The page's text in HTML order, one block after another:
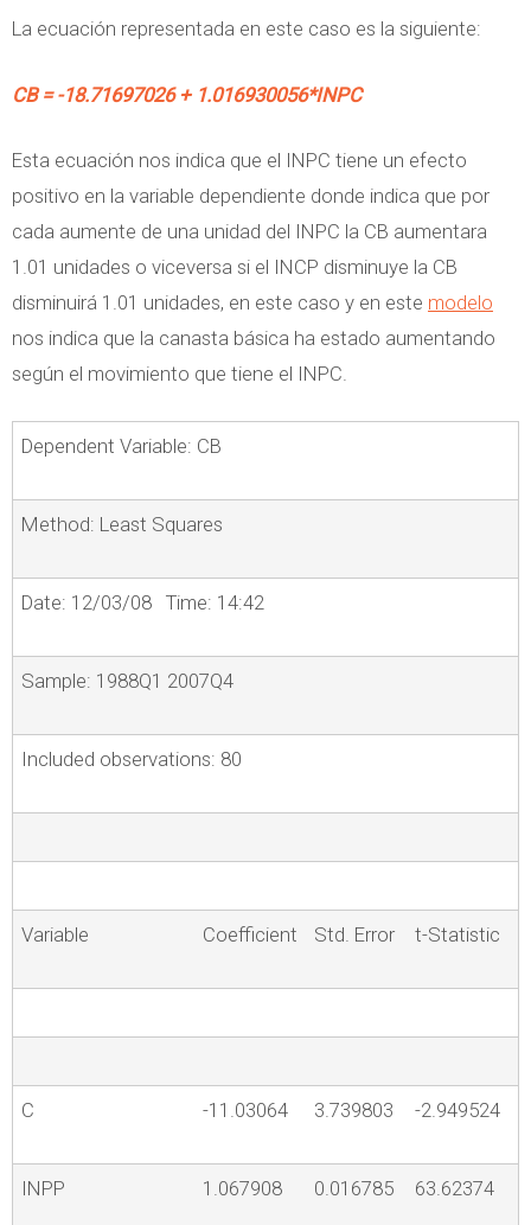
La ecuación representada en este caso es la siguiente:
CB = -18.71697026 + 1.016930056*INPC
Esta ecuación nos indica que el INPC tiene un efecto
positivo en la variable dependiente donde indica que por
cada aumente de una unidad del INPC la CB aumentara
1.01 unidades o viceversa si el INCP disminuye la CB
disminuirá 1.01 unidades, en este caso y en este modelo
nos indica que la canasta básica ha estado aumentando
según el movimiento que tiene el INPC.
Dependent Variable: CB
Method: Least Squares
Date: 12/03/08 Time: 14:42
Sample: 1988Q1 2007Q4
Included observations: 80
Variable Coefficient Std. Error t-Statistic
C -11.03064 3.739803 -2.949524
INPP 1.067908 0.016785 63.62374